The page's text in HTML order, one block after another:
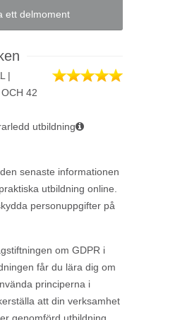
ett delmoment
|
42
utbildning
senaste informationen
utbildning online.
personuppgifter på
om GDPR i
får du lära dig om
principerna i
att din verksamhet